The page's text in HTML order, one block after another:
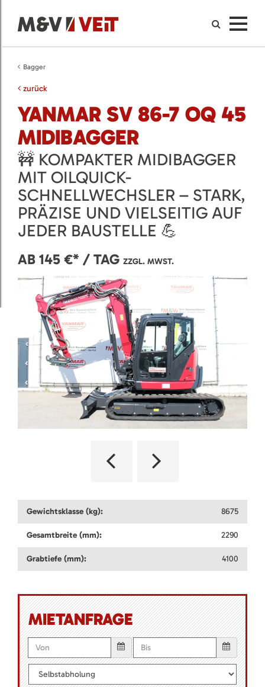
Bagger
zurück
YANMAR SV 86-7 OQ 45
MIDIBAGGER
🚧 KOMPAKTER MIDIBAGGER
MIT OILQUICK-
SCHNELLWECHSLER – STARK,
PRÄZISE UND VIELSEITIG AUF
JEDER BAUSTELLE 💪
AB 145 €* / TAG ZZGL. MWST.
Gewichtsklasse (kg): 8675
Gesamtbreite (mm): 2290
Grabtiefe (mm): 4100
MIETANFRAGE